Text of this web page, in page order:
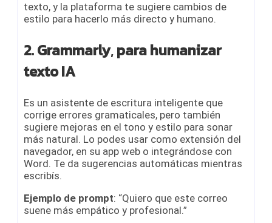
texto, y la plataforma te sugiere cambios de
estilo para hacerlo más directo y humano.
2. Grammarly,para humanizar
texto IA
Es un asistente de escritura inteligente que
corrige errores gramaticales, pero también
sugiere mejoras en el tono y estilo para sonar
más natural. Lo podes usar como extensión del
navegador, en su app web o integrándose con
Word. Te da sugerencias automáticas mientras
escribís.
Ejemplo de prompt: “Quiero que este correo
suene más empático y profesional.”